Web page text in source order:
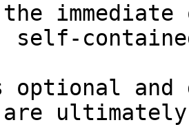
self-
and
are